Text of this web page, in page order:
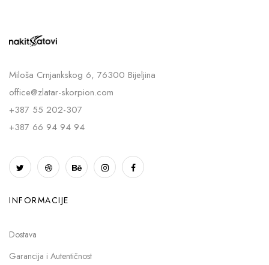
Miloša Crnjankskog 6, 76300 Bijeljina
office@zlatar-skorpion.com
+387 55 202-307
+387 66 94 94 94
INFORMACIJE
Dostava
Garancija i Autentičnost